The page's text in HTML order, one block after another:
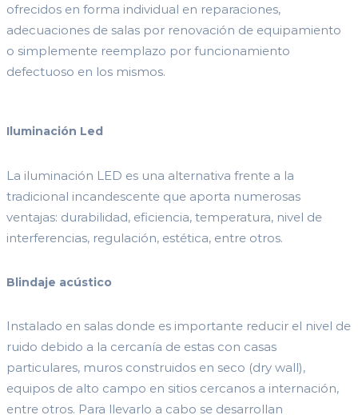
ofrecidos en forma individual en reparaciones,
adecuaciones de salas por renovación de equipamiento
o simplemente reemplazo por funcionamiento
defectuoso en los mismos.
Iluminación Led
La iluminación LED es una alternativa frente a la
tradicional incandescente que aporta numerosas
ventajas: durabilidad, eficiencia, temperatura, nivel de
interferencias, regulación, estética, entre otros.
Blindaje acústico
Instalado en salas donde es importante reducir el nivel de
ruido debido a la cercanía de estas con casas
particulares, muros construidos en seco (dry wall),
equipos de alto campo en sitios cercanos a internación,
entre otros. Para llevarlo a cabo se desarrollan